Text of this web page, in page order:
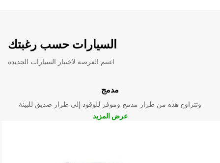
السيارات حسب رغبتك
اغتنم الفرصة لاختبار السيارات الجديدة
مدمج
وتتراوح هذه من طراز مدمج وموفر للوقود إلى طراز صديق للبيئة
عرض المزيد